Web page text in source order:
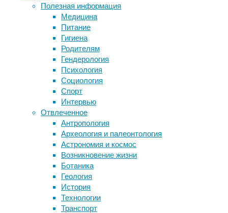
Полезная информация
Медицина
Питание
Гигиена
Родителям
Гендерология
Психология
Социология
Спорт
Интервью
Отвлеченное
Антропология
Археология и палеонтология
Астрономия и космос
Возникновение жизни
Ботаника
Геология
История
Технологии
Транспорт
работ
показал,
пожилом
возрасте
эффект
может
быть
обратным.
Метки
ДНК бактерии биология
биотехнология вирусы
генетика дети
здоровье
инструменты и методы
исследования